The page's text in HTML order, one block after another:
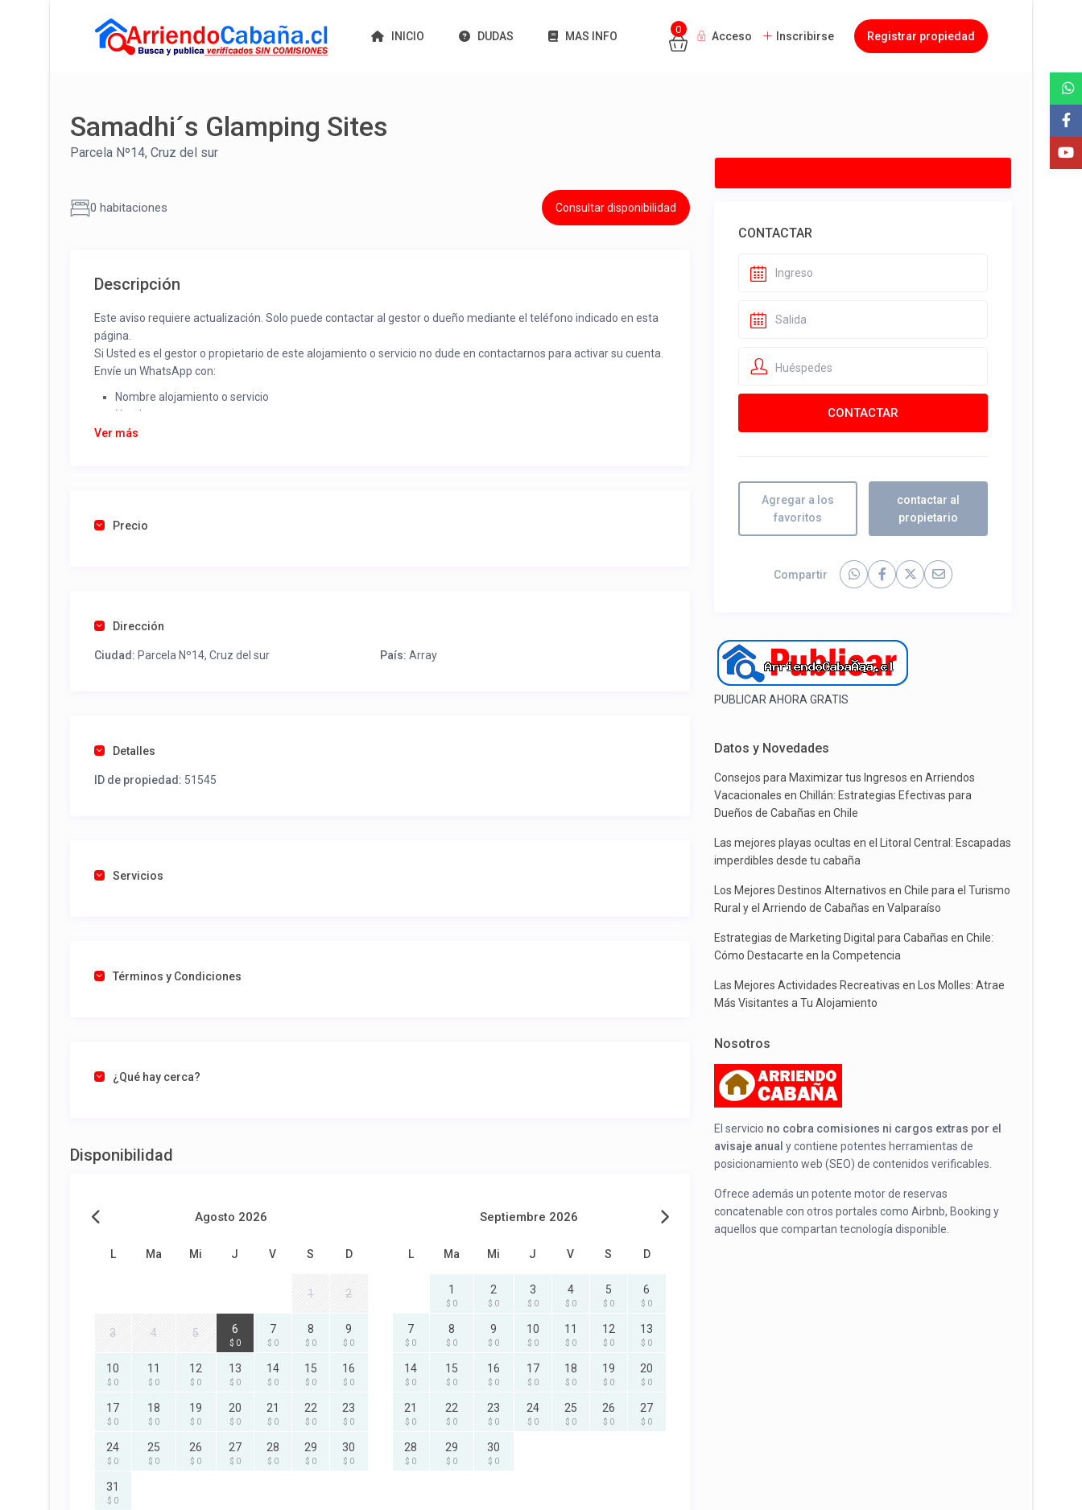
INICIO DUDAS MAS INFO
0
Acceso Inscribirse Registrar propiedad
Samadhi´s Glamping Sites
Parcela Nº14, Cruz del sur
0 habitaciones Consultar disponibilidad
Descripción
Este aviso requiere actualización. Solo puede contactar al gestor o dueño mediante el teléfono indicado en esta
página.
Si Usted es el gestor o propietario de este alojamiento o servicio no dude en contactarnos para activar su cuenta.
Envíe un WhatsApp con:
Nombre alojamiento o servicio
Nombre
Rut
Una vez recibido procederemos a activar su aviso para que lo actualice con sus fotos, calendario, mapa,
Ver más
Precio
Dirección
Ciudad: Parcela Nº14, Cruz del sur País: Array
Detalles
ID de propiedad: 51545
Servicios
Términos y Condiciones
¿Qué hay cerca?
Disponibilidad
Agosto 2026
L Ma Mi J V S D
1 2
3 4 5 6
$ 0
7
$ 0
8
$ 0
9
$ 0
10
$ 0
11
$ 0
12
$ 0
13
$ 0
14
$ 0
15
$ 0
16
$ 0
17
$ 0
18
$ 0
19
$ 0
20
$ 0
21
$ 0
22
$ 0
23
$ 0
24
$ 0
25
$ 0
26
$ 0
27
$ 0
28
$ 0
29
$ 0
30
$ 0
31
$ 0
Septiembre 2026
L Ma Mi J V S D
1
$ 0
2
$ 0
3
$ 0
4
$ 0
5
$ 0
6
$ 0
7
$ 0
8
$ 0
9
$ 0
10
$ 0
11
$ 0
12
$ 0
13
$ 0
14
$ 0
15
$ 0
16
$ 0
17
$ 0
18
$ 0
19
$ 0
20
$ 0
21
$ 0
22
$ 0
23
$ 0
24
$ 0
25
$ 0
26
$ 0
27
$ 0
28
$ 0
29
$ 0
30
$ 0
CONTACTAR
Huéspedes
Agregar a los
favoritos
contactar al
propietario
Compartir
PUBLICAR AHORA GRATIS
Datos y Novedades
Consejos para Maximizar tus Ingresos en Arriendos
Vacacionales en Chillán: Estrategias Efectivas para
Dueños de Cabañas en Chile
Las mejores playas ocultas en el Litoral Central: Escapadas
imperdibles desde tu cabaña
Los Mejores Destinos Alternativos en Chile para el Turismo
Rural y el Arriendo de Cabañas en Valparaíso
Estrategias de Marketing Digital para Cabañas en Chile:
Cómo Destacarte en la Competencia
Las Mejores Actividades Recreativas en Los Molles: Atrae
Más Visitantes a Tu Alojamiento
Nosotros
El servicio no cobra comisiones ni cargos extras por el
avisaje anual y contiene potentes herramientas de
posicionamiento web (SEO) de contenidos verificables.
Ofrece además un potente motor de reservas
concatenable con otros portales como Airbnb, Booking y
aquellos que compartan tecnología disponible.